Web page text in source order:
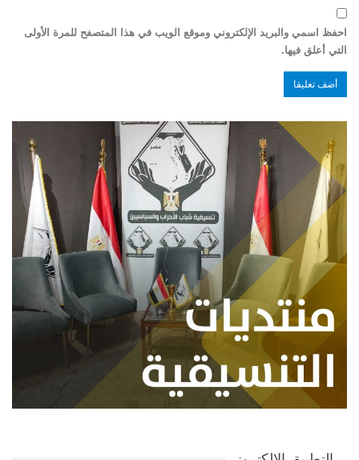
احفظ اسمي والبريد الإلكتروني وموقع الويب في هذا المتصفح للمرة الأولى
التي أعلق فيها.